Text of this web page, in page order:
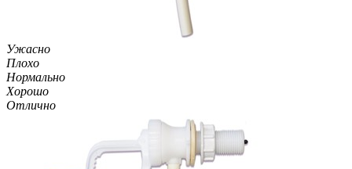
Ужасно
Плохо
Нормально
Хорошо
Отлично